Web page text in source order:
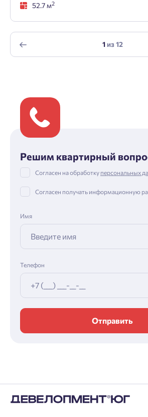
52.7 м2
1из12
Решим квартирный
Согласен на обработку персональных
Согласен получать информационную
Имя
Телефон
Отправить